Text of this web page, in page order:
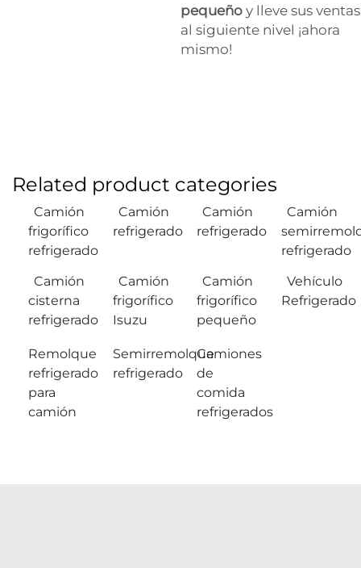
pequeño y lleve sus ventas
al siguiente nivel ¡ahora
mismo!
Related product categories
Camión
frigorífico
refrigerado
Camión
refrigerado
Camión
refrigerado
Camión
refrigerado
Camión
cisterna
refrigerado
Camión
frigorífico
Isuzu
Camión
frigorífico
pequeño
Vehículo
Refrigerado
Remolque
refrigerado
para
camión
Semirremolque
refrigerado
Camiones
de
comida
refrigerados